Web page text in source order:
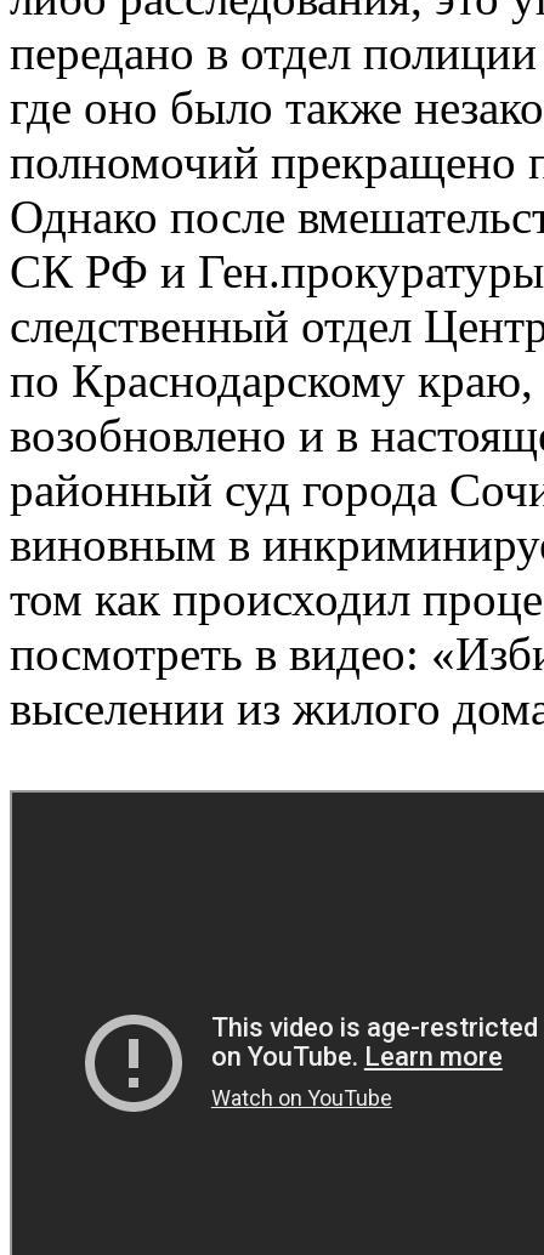
передано в отдел
где оно было также
полномочий прекращено
Однако после
СК РФ и
следственный отдел
по Краснодарскому краю,
возобновлено и в
районный суд города
виновным в
том как происходил
посмотреть в видео:
выселении из жилого